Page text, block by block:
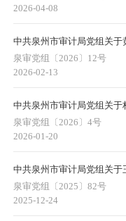
2026-04-08
中共泉州市审计局党组关于
泉审党组〔2026〕12号
2026-02-13
中共泉州市审计局党组关
泉审党组〔2026〕4号
2026-01-20
中共泉州市审计局党组关
泉审党组〔2025〕82号
2025-12-24